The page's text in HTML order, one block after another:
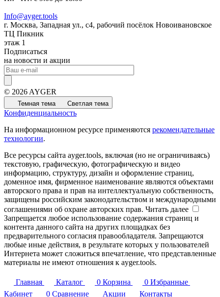
Info@ayger.tools
г. Москва, Западная ул., с4, рабочий посёлок Новоивановское
ТЦ Пикник
этаж 1
Подписаться
на новости и акции
© 2026 AYGER
Темная тема Светлая тема
Конфиденциальность
На информационном ресурсе применяются рекомендательные
технологии.
Все ресурсы сайта ayger.tools, включая (но не ограничиваясь)
текстовую, графическую, фотографическую и видео
информацию, структуру, дизайн и оформление страниц,
доменное имя, фирменное наименование являются объектами
авторского права и прав на интеллектуальную собственность,
защищены российским законодательством и международными
соглашениями об охране авторских прав. Читать далее
Запрещается любое использование содержания страниц и
контента данного сайта на других площадках без
предварительного согласия правообладателя. Запрещаются
любые иные действия, в результате которых у пользователей
Интернета может сложиться впечатление, что представленные
материалы не имеют отношения к ayger.tools.
Главная Каталог 0 Корзина 0 Избранные
Кабинет
0 Сравнение Акции Контакты